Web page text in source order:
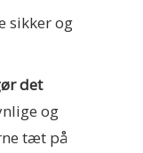
sikker og
det
og
tæt på